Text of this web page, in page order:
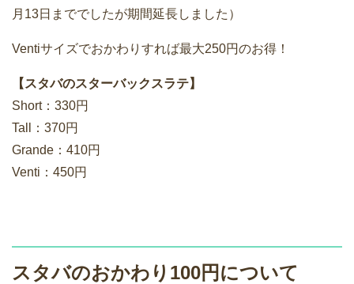
月13日まででしたが期間延長しました）
Ventiサイズでおかわりすれば最大250円のお得！
【スタバのスターバックスラテ】
Short：330円
Tall：370円
Grande：410円
Venti：450円
スタバのおかわり100円について